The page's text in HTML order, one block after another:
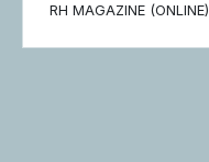
RH MAGAZINE (ONLINE)